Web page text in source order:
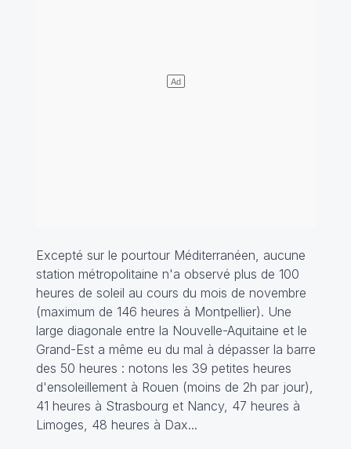
Excepté sur le pourtour Méditerranéen, aucune
station métropolitaine n'a observé plus de 100
heures de soleil au cours du mois de novembre
(maximum de 146 heures à Montpellier). Une
large diagonale entre la Nouvelle-Aquitaine et le
Grand-Est a même eu du mal à dépasser la barre
des 50 heures : notons les 39 petites heures
d'ensoleillement à Rouen (moins de 2h par jour),
41 heures à Strasbourg et Nancy, 47 heures à
Limoges, 48 heures à Dax...